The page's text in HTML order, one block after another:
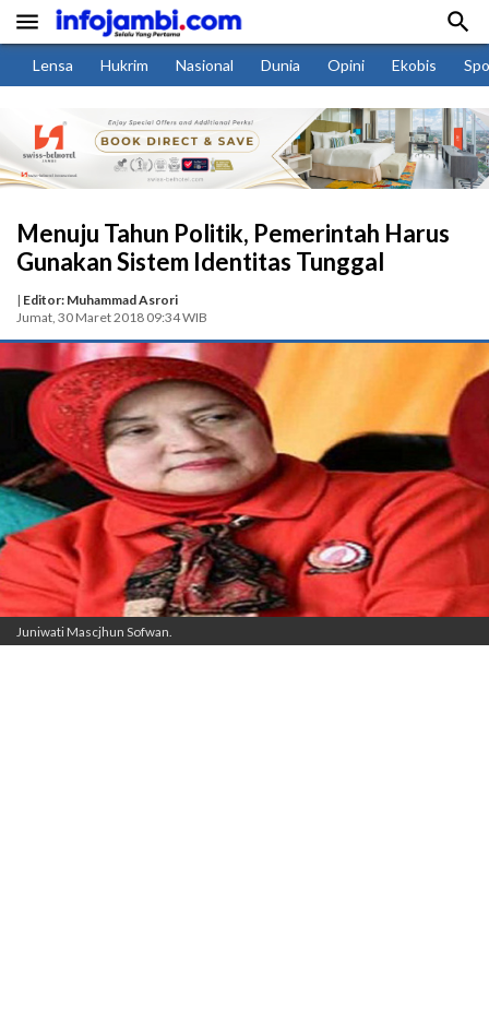
 
Lensa Hukrim Nasional Dunia Opini Ekobis
Menuju Tahun Politik, Pemerintah Harus
Gunakan Sistem Identitas Tunggal
| Editor: Muhammad Asrori
Jumat, 30 Maret 2018 09:34 WIB
Juniwati Mascjhun Sofwan.